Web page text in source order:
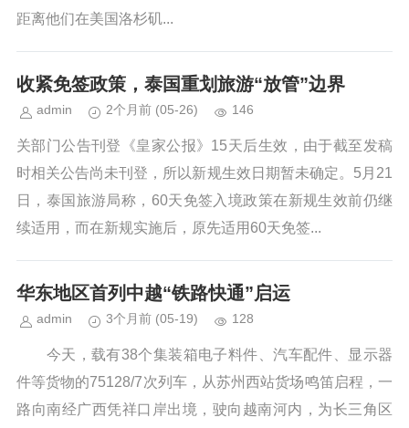
距离他们在美国洛杉矶...
收紧免签政策，泰国重划旅游“放管”边界
admin 2个月前 (05-26) 146
关部门公告刊登《皇家公报》15天后生效，由于截至发稿
时相关公告尚未刊登，所以新规生效日期暂未确定。5月21
日，泰国旅游局称，60天免签入境政策在新规生效前仍继
续适用，而在新规实施后，原先适用60天免签...
华东地区首列中越“铁路快通”启运
admin 3个月前 (05-19) 128
今天，载有38个集装箱电子料件、汽车配件、显示器
件等货物的75128/7次列车，从苏州西站货场鸣笛启程，一
路向南经广西凭祥口岸出境，驶向越南河内，为长三角区